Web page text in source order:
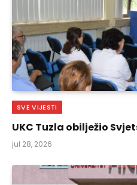
SVE VIJESTI
UKC Tuzla obilježio
jul 28, 2026